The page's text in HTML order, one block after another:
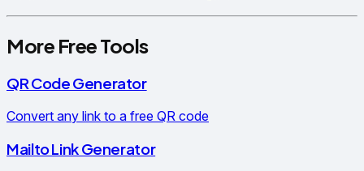
More Free Tools
QR Code Generator
Convert any link to a free QR code
Mailto Link Generator